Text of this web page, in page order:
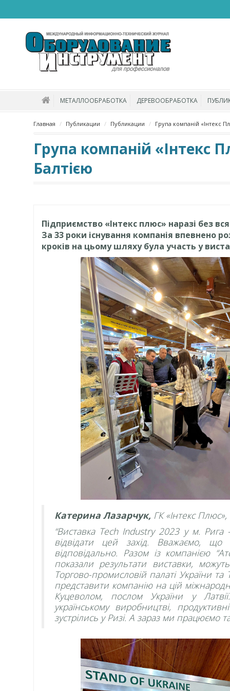
МЕТАЛЛООБРАБОТКА ДЕРЕВООБРАБОТКА
Главная Публикации Публикации Група компаній «Інтекс
Група компаній «Інтекс
Балтією
Підприємство «Інтекс плюс» наразі без
За 33 роки існування компанія впевнено
кроків на цьому шляху була участь у
Катерина Лазарчук, ГК «Інтекс
“Виставка Tech Industry 2023 у м.
відвідати цей захід. Вважаємо, що
відповідально. Разом із компанією
показали результати виставки,
Торгово-промисловій палаті України
представити компанію на цій
Куцеволом, послом України у
українському виробництві,
зустрілись у Ризі. А зараз ми працюємо